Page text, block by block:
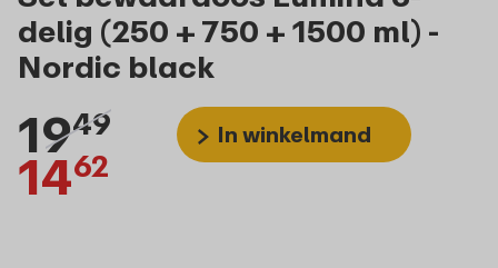
delig (250 + 750 + 1500 ml) -
Nordic black
1949
1462
In winkelmand